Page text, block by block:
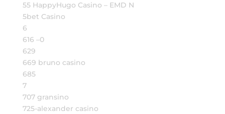
55 HappyHugo Casino – EMD N
5bet Casino
6
616 –0
629
669 bruno casino
685
7
707 gransino
725-alexander casino